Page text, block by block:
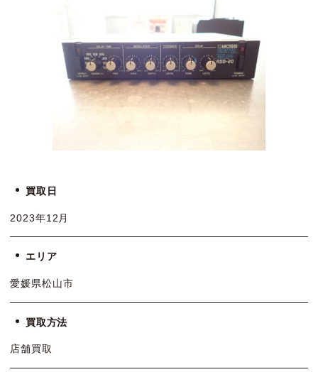
買取日
2023年12月
エリア
愛媛県松山市
買取方法
店舗買取